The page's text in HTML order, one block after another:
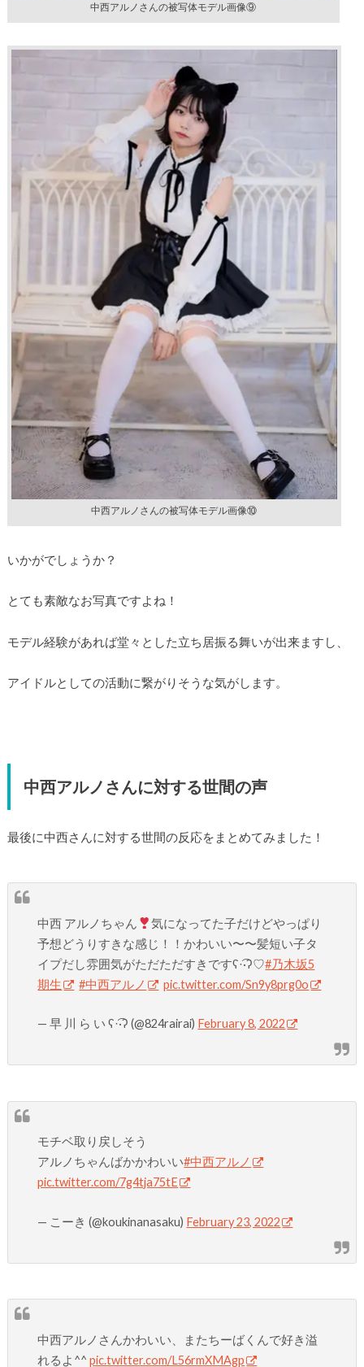
中西アルノさんの被写体モデル画像⑨
中西アルノさんの被写体モデル画像⑩
いかがでしょうか？
とても素敵なお写真ですよね！
モデル経験があれば堂々とした立ち居振る舞いが出来ますし、
アイドルとしての活動に繋がりそうな気がします。
中西アルノさんに対する世間の声
最後に中西さんに対する世間の反応をまとめてみました！
中西 アルノちゃん
気になってた子だけどやっぱり
予想どうりすきな感じ！！かわいい〜〜髪短い子タ
イプだし雰囲気がただただすきですʕ·͡·ʔ♡#乃木坂5
期生
#中西アルノ pic.twitter.com/Sn9y8prg0o
— 早 川 ら い︎︎︎︎︎ ʕ·͡·ʔ (@824rairai) February 8, 2022
モチベ取り戻しそう
アルノちゃんばかかわいい#中西アルノ
pic.twitter.com/7g4tja75tE
— こーき (@koukinanasaku) February 23, 2022
中西アルノさんかわいい、またちーばくんで好き溢
れるよ^^pic.twitter.com/L56rmXMAgp